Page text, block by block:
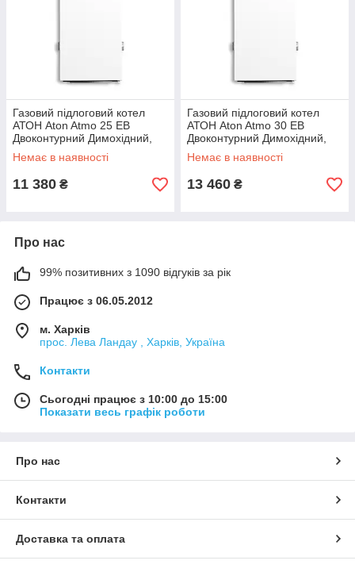
Газовий підлоговий котел
АТОН Aton Atmo 25 ЕВ
Двоконтурний Димохідний,
автоматика SIT-Італія
Немає в наявності
11 380 ₴
Газовий підлоговий котел
АТОН Aton Atmo 30 ЕВ
Двоконтурний Димохідний,
автоматика SIT-Італія
Немає в наявності
13 460 ₴
Про нас
99% позитивних з 1090 відгуків за рік
Працює з 06.05.2012
м. Харків
прос. Лева Ландау , Харків, Україна
Контакти
Сьогодні працює з 10:00 до 15:00
Показати весь графік роботи
Про нас
Контакти
Доставка та оплата